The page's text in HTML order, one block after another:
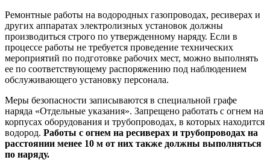
Ремонтные работы на водородных газопроводах, ресиверах и
других аппаратах электролизных установок должны
производиться строго по утвержденному наряду. Если в
процессе работы не требуется проведение технических
мероприятий по подготовке рабочих мест, можно выполнять
ее по соответствующему распоряжению под наблюдением
обслуживающего установку персонала.
Меры безопасности записываются в специальной графе
наряда «Отдельные указания». Запрещено работать с огнем на
корпусах оборудования и трубопроводах, в которых находится
водород. Работы с огнем на ресиверах и трубопроводах на
расстоянии менее 10 м от них также должны выполняться
по наряду.